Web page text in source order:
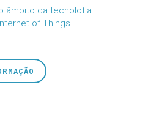
âmbito da tecnolofia
of Things